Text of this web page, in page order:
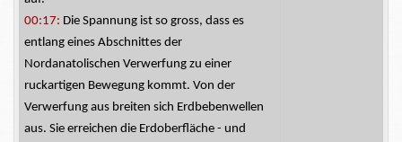
00:17: Die Spannung ist so gross, dass es
entlang eines Abschnittes der
Nordanatolischen Verwerfung zu einer
ruckartigen Bewegung kommt. Von der
Verwerfung aus breiten sich Erdbebenwellen
aus. Sie erreichen die Erdoberfläche - und